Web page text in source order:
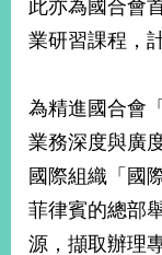
此亦為國合會
業研習課程，
為精進國合會
業務深度與廣
國際組織「國
菲律賓的總部
源，擷取辦理